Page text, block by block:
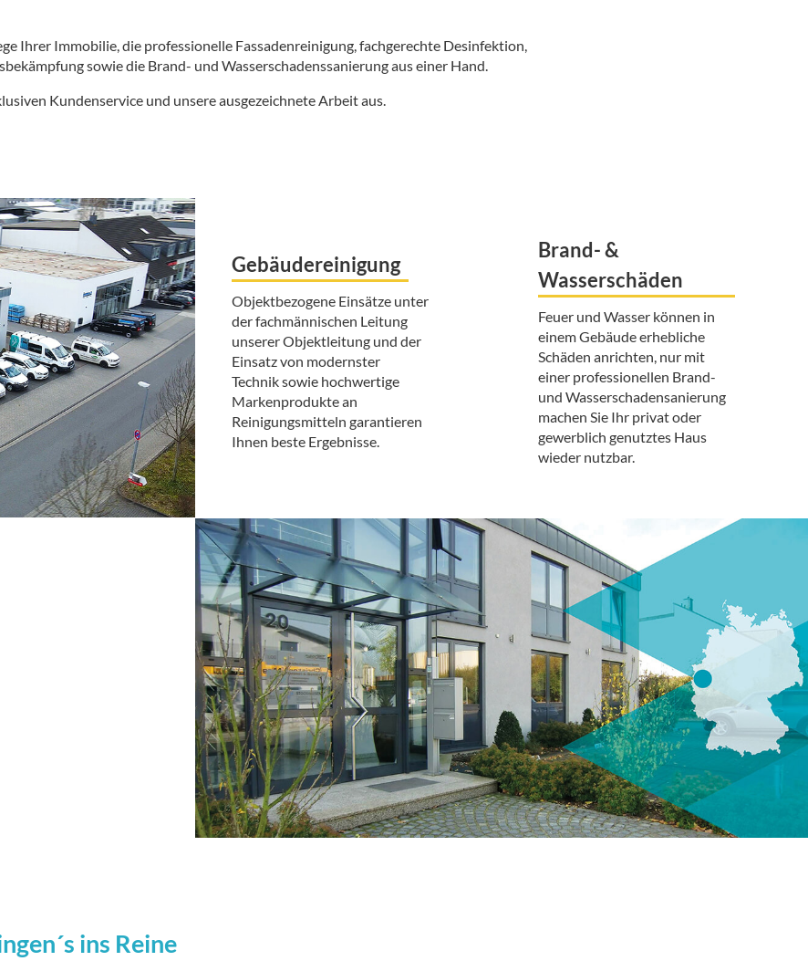
Ihrer Immobilie, die professionelle Fassadenreinigung, fachgerechte Desinfektion,
sowie die Brand- und Wasserschadenssanierung aus einer Hand.
Kundenservice und unsere ausgezeichnete Arbeit aus.
Gebäudereinigung
Objektbezogene Einsätze unter
der fachmännischen Leitung
unserer Objektleitung und der
Einsatz von modernster
Technik sowie hochwertige
Markenprodukte an
Reinigungsmitteln garantieren
Ihnen beste Ergebnisse.
Brand- &
Wasserschäden
Feuer und Wasser können in
einem Gebäude erhebliche
Schäden anrichten, nur mit
einer professionellen Brand-
und Wasserschadensanierung
machen Sie Ihr privat oder
gewerblich genutztes Haus
wieder nutzbar.
ins Reine